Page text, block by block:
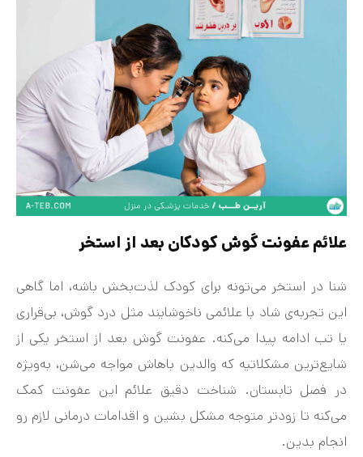
علائم عفونت گوش کودکان بعد از استخر
شنا در استخر می‌تونه برای کودک لذت‌بخش باشه، اما گاهی
این تجربه‌ی شاد با علائمی ناخوشایند مثل درد گوش، بی‌قراری
یا تب ادامه پیدا می‌کنه. عفونت گوش بعد از استخر یکی از
شایع‌ترین مشکلاتیه که والدین باهاش مواجه می‌شن، به‌ویژه
در فصل تابستان. شناخت دقیق علائم این عفونت کمک
می‌کنه تا زودتر متوجه مشکل بشین و اقدامات درمانی لازم رو
انجام بدین.